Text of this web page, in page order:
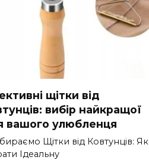
щітки від
вибір найкращої
вашого улюбленця
Щітки від Ковтунців: Як
Ідеальну